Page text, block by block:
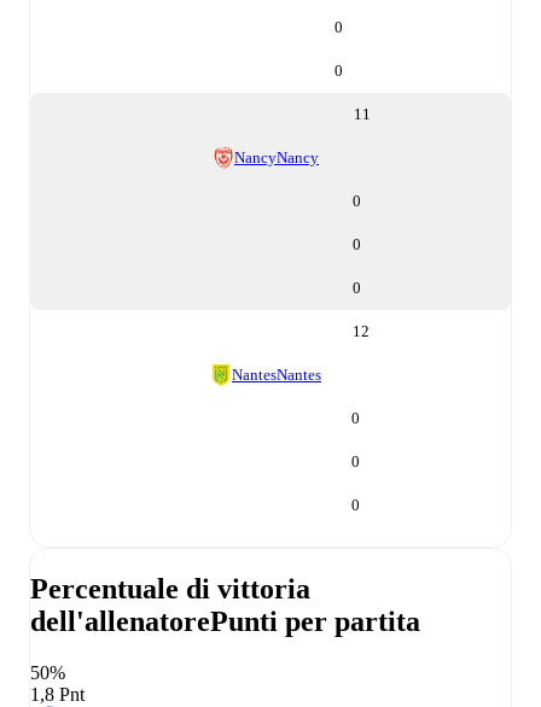
0
0
11
NancyNancy
0
0
0
12
NantesNantes
0
0
0
Percentuale di vittoria
dell'allenatorePunti per partita
50%
1,8 Pnt